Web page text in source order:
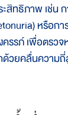
ทธิภาพ เช่น
หรือกา
ครรภ์ เพื่อตรว
ด้วยคลื่นความ